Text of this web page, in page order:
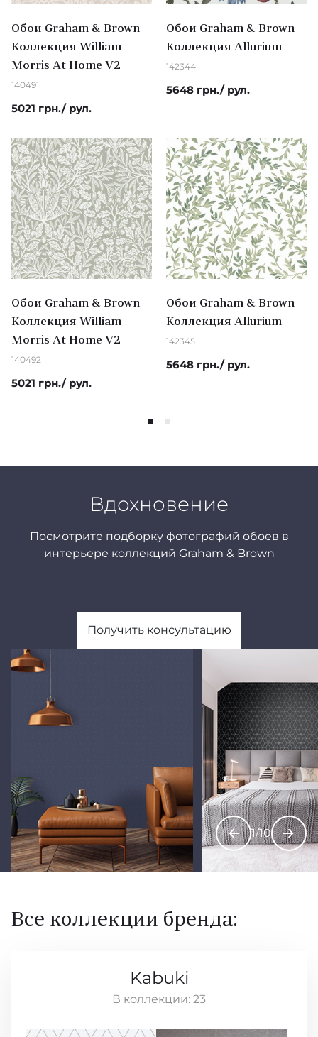
Обои Graham & Brown
Коллекция William
Morris At Home V2
140491
5021 грн./ рул.
Обои Graham & Brown
Коллекция Allurium
142344
5648 грн./ рул.
Обои Graham & Brown
Коллекция William
Morris At Home V2
140492
5021 грн./ рул.
Обои Graham & Brown
Коллекция Allurium
142345
5648 грн./ рул.
Вдохновение
Посмотрите подборку фотографий обоев в
интерьере коллекций Graham & Brown
1/10
Получить консультацию
Все коллекции бренда:
Kabuki
В коллекции: 23